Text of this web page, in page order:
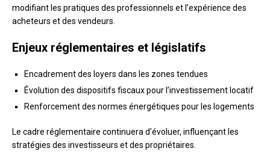
modifiant les pratiques des professionnels et l’expérience des
acheteurs et des vendeurs.
Enjeux réglementaires et législatifs
Encadrement des loyers dans les zones tendues
Évolution des dispositifs fiscaux pour l’investissement locatif
Renforcement des normes énergétiques pour les logements
Le cadre réglementaire continuera d’évoluer, influençant les
stratégies des investisseurs et des propriétaires.